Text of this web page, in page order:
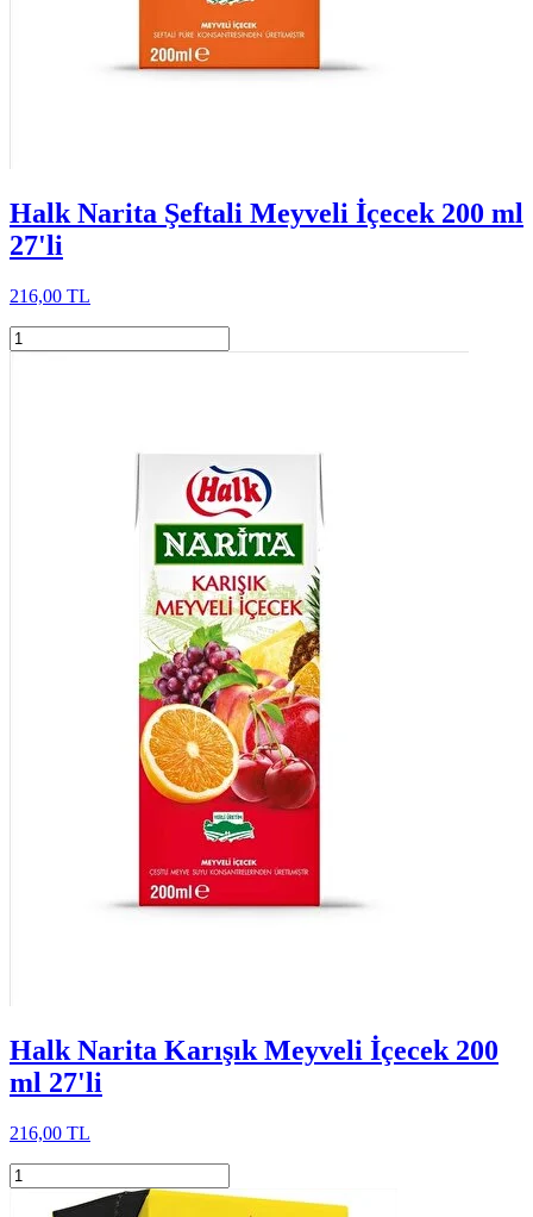
Halk Narita Şeftali Meyveli İçecek 200 ml
27'li
216,00 TL
Halk Narita Karışık Meyveli İçecek 200
ml 27'li
216,00 TL